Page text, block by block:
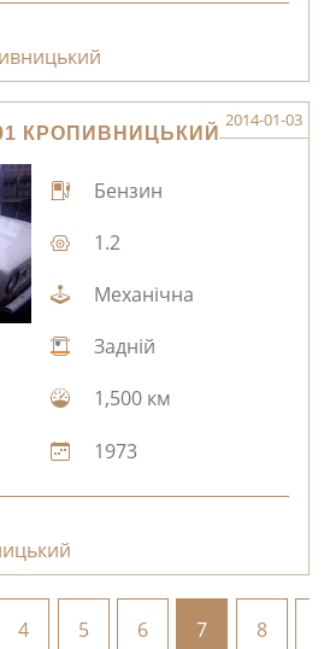
КРОПИВНИЦЬКИЙ
2014-01-03
Бензин
1.2
Механічна
Задній
1,500 км
1973
4 5 6 7 8